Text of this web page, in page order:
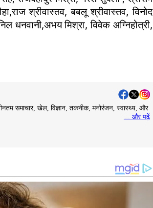
श्रीवास्तव, बबलू श्रीवास्तव, विनोद
धनवानी,अभय मिश्रा, विवेक अग्निहोत्री,
समाचार, खेल, विज्ञान, तकनीक, मनोरंजन, स्वास्थ्य, और
... और पढ़ें